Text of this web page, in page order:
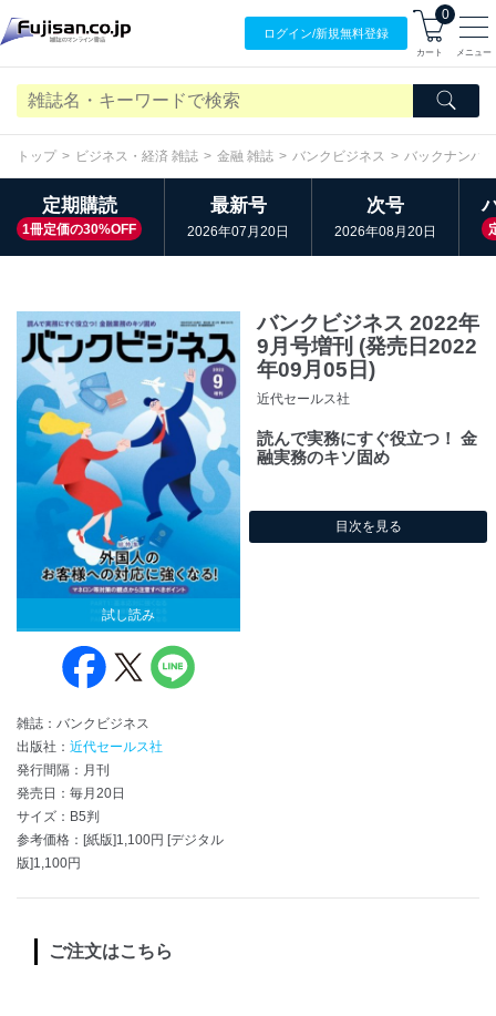
ログイン/新規無料登録
0
カート メニュー
トップ ビジネス・経済 雑誌 金融 雑誌 バンクビジネス バックナンバー
定期購読
1冊定価の30%OFF
最新号
2026年07月20日
次号
2026年08月20日
試し読み
雑誌：バンクビジネス
出版社： 近代セールス社
発行間隔：月刊
発売日：毎月20日
サイズ：B5判
参考価格：[紙版]1,100円 [デジタル
版]1,100円
バンクビジネス 2022年
9月号増刊 (発売日2022
年09月05日)
近代セールス社
読んで実務にすぐ役立つ！ 金
融実務のキソ固め
目次を見る
ご注文はこちら